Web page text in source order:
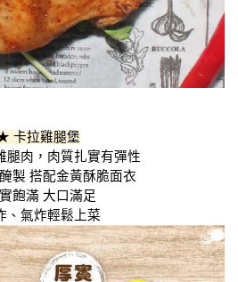
卡拉雞腿堡
腿肉，肉質扎實有彈性
製 搭配金黃酥脆面衣
飽滿 大口滿足
、氣炸輕鬆上菜